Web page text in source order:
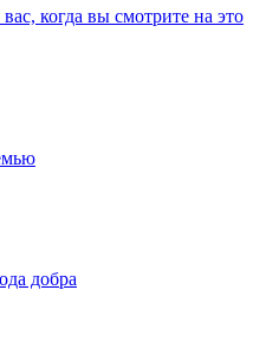
когда вы смотрите на это
добра